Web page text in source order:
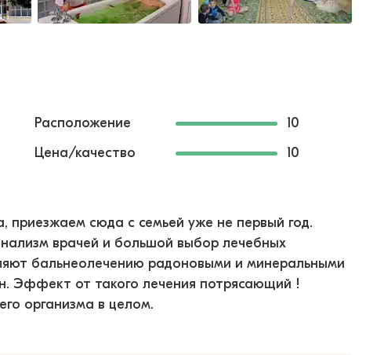
Расположение
10
Цена/качество 10
приезжаем сюда с семьей уже не первый год.
врачей и большой выбор лечебных
бальнеолечению радоновыми и минеральными
Эффект от такого лечения потрясающий !
организма в целом.